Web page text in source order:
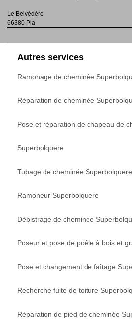
Le Belvédère
66380 Pia
Autres services
Ramonage de cheminée
Réparation de cheminée
Pose et réparation de chapeau de
Superbolquere
Tubage de cheminée Superbolquere
Ramoneur Superbolquere
Débistrage de cheminée
Poseur et pose de poêle à bois et
Pose et changement de faîtage
Recherche fuite de toiture
Réparation de pied de cheminée